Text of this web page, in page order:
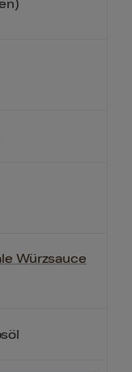
Würzsauce